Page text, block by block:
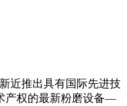
近推出具有国际先进技
产权的最新粉磨设备—